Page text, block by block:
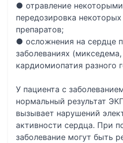
● отравление
передозировка
препаратов;
● осложнения на сердце
заболеваниях
кардиомиопатия разного
У пациента с
нормальный результат
вызывает нарушений
активности сердца. При
заболевание могут быть